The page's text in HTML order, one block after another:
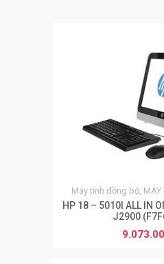
Máy tính đồng bộ, MÁY
HP 18 – 5010I ALL IN
J2900
0